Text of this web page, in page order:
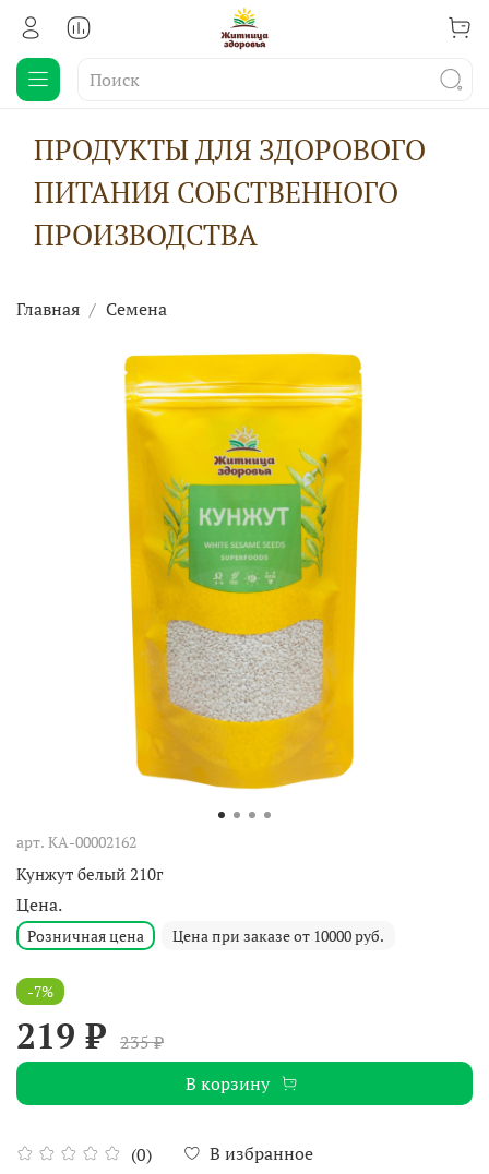
ПРОДУКТЫ ДЛЯ ЗДОРОВОГО
ПИТАНИЯ СОБСТВЕННОГО
ПРОИЗВОДСТВА
Главная Семена
арт. КА-00002162
Кунжут белый 210г
(0) В избранное
Цена.
Розничная цена Цена при заказе от 10000 руб.
-7%
219 ₽
235 ₽
В корзину